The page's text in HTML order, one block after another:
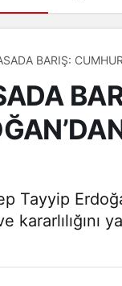
BARIŞ:
Tayyip
kararlılığını